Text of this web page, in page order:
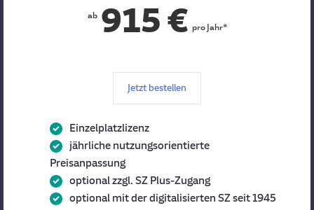
ab 915 € pro Jahr*
Jetzt bestellen
Einzelplatzlizenz
jährliche nutzungsorientierte
Preisanpassung
optional zzgl. SZ Plus-Zugang
optional mit der digitalisierten SZ seit 1945